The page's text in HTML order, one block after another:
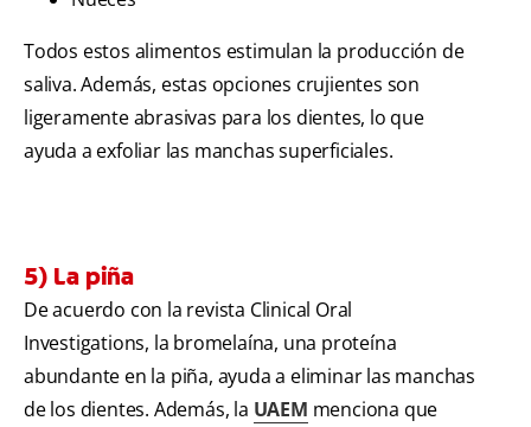
Todos estos alimentos estimulan la producción de
saliva. Además, estas opciones crujientes son
ligeramente abrasivas para los dientes, lo que
ayuda a exfoliar las manchas superficiales.
5) La piña
De acuerdo con la revista Clinical Oral
Investigations, la bromelaína, una proteína
abundante en la piña, ayuda a eliminar las manchas
de los dientes. Además, la UAEM menciona que